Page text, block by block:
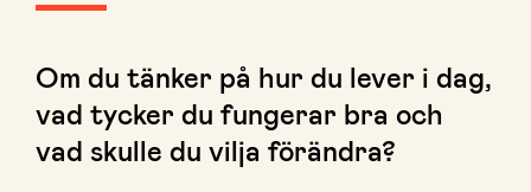
Om du tänker på hur du lever i dag,
vad tycker du fungerar bra och
vad skulle du vilja förändra?